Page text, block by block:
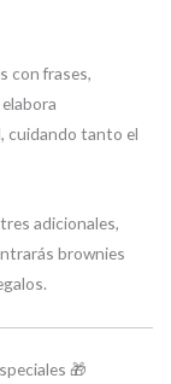
con frases,
cuidando tanto el
adicionales,
brownies
🎁